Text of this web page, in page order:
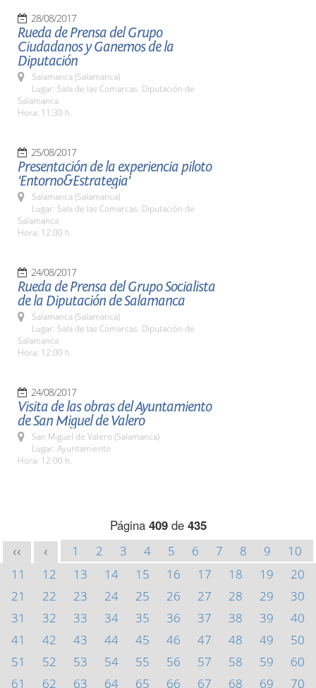
28/08/2017
Rueda de Prensa del Grupo
Ciudadanos y Ganemos de la
Diputación
Salamanca (Salamanca)
Lugar: Sala de las Comarcas. Diputación de
Salamanca
Hora: 11:30 h.
25/08/2017
Presentación de la experiencia piloto
'Entorno&Estrategia'
Salamanca (Salamanca)
Lugar: Sala de las Comarcas. Diputación de
Salamanca
Hora: 12:00 h.
24/08/2017
Rueda de Prensa del Grupo Socialista
de la Diputación de Salamanca
Salamanca (Salamanca)
Lugar: Sala de las Comarcas. Diputación de
Salamanca
Hora: 12:00 h.
24/08/2017
Visita de las obras del Ayuntamiento
de San Miguel de Valero
San Miguel de Valero (Salamanca)
Lugar: Ayuntamiento
Hora: 12:00 h.
Página 409de 435
<< < 1 2 3 4 5 6 7 8 9
10
11
12 13 14 15 16 17 18 19
20
21
22 23 24 25 26 27 28 29
30
31
32 33 34 35 36 37 38 39
40
41
42 43 44 45 46 47 48 49
50
51
52 53 54 55 56 57 58 59
60
61
62 63 64 65 66 67 68 69
70